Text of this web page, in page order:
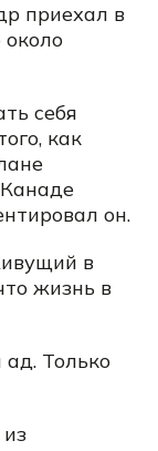
приехал в
себя
как
он.
в
жизнь в
Только